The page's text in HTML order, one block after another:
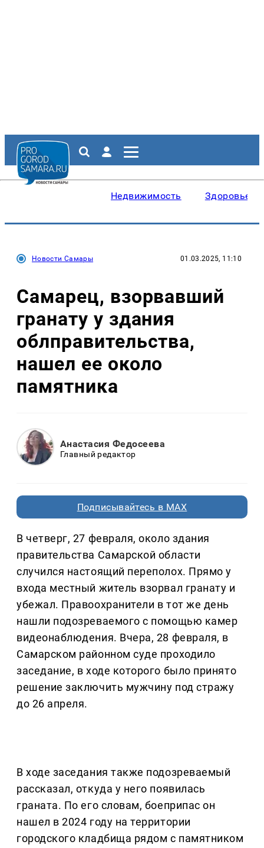
Недвижимость Здоровье
Новости Самары 01.03.2025, 11:10
Самарец, взорвавший
гранату у здания
облправительства,
нашел ее около
памятника
Анастасия Федосеева
Главный редактор
Подписывайтесь в MAX
В четверг, 27 февраля, около здания
правительства Самарской области
случился настоящий переполох. Прямо у
входа местный житель взорвал гранату и
убежал. Правоохранители в тот же день
нашли подозреваемого с помощью камер
видеонаблюдения. Вчера, 28 февраля, в
Самарском районном суде проходило
заседание, в ходе которого было принято
решение заключить мужчину под стражу
до 26 апреля.
В ходе заседания также подозреваемый
рассказал, откуда у него появилась
граната. По его словам, боеприпас он
нашел в 2024 году на территории
городского кладбища рядом с памятником